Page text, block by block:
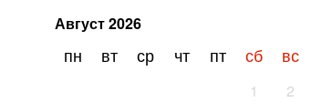
Август2026
пн вт ср чт пт сб вс
1
2